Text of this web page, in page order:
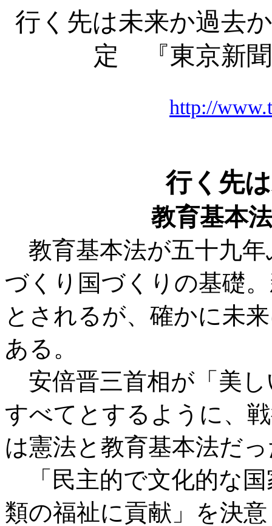
行く先は未来か過去
定 『東京新
http://
行く先
教育基本
教育基本法が五十九
づくり国づくりの基礎
とされるが、確かに未
ある。
安倍晋三首相が「美
すべてとするように、
は憲法と教育基本法だ
「民主的で文化的な国
類の福祉に貢献」を決